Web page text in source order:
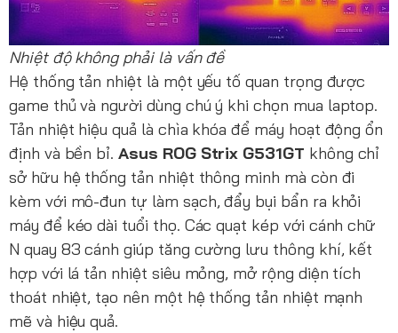
Nhiệt độ không phải là vấn đề
Hệ thống tản nhiệt là một yếu tố quan trọng được
game thủ và người dùng chú ý khi chọn mua laptop.
Tản nhiệt hiệu quả là chìa khóa để máy hoạt động ổn
định và bền bỉ. Asus ROG Strix G531GT không chỉ
sở hữu hệ thống tản nhiệt thông minh mà còn đi
kèm với mô-đun tự làm sạch, đẩy bụi bẩn ra khỏi
máy để kéo dài tuổi thọ. Các quạt kép với cánh chữ
N quay 83 cánh giúp tăng cường lưu thông khí, kết
hợp với lá tản nhiệt siêu mỏng, mở rộng diện tích
thoát nhiệt, tạo nên một hệ thống tản nhiệt mạnh
mẽ và hiệu quả.